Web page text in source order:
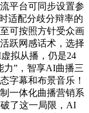
平台可同步设置参
适配分歧分辩率的
可按照方针受众画
跃网感话术，选择
拟从播，仍是24
力”，智享AI曲播三
字幕和布景音乐！
一体化曲播营销系
了这一局限，AI